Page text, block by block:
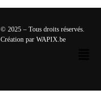
© 2025 – Tous droits réservés.
Création par WAPIX.be